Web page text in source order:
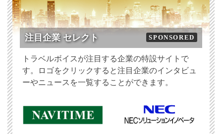
注目企業 セレクト SPONSORED
トラベルボイスが注目する企業の特設サイトで
す。ロゴをクリックすると注目企業のインタビュ
ーやニュースを一覧することができます。